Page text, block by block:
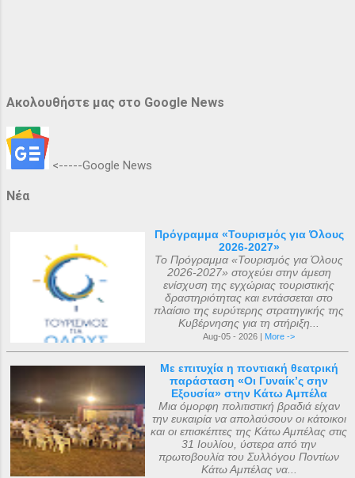
Ακολουθήστε μας στο Google News
<-----Google News
Νέα
Πρόγραμμα «Τουρισμός για Όλους
2026-2027»
Το Πρόγραμμα «Τουρισμός για Όλους
2026-2027» στοχεύει στην άμεση
ενίσχυση της εγχώριας τουριστικής
δραστηριότητας και εντάσσεται στο
πλαίσιο της ευρύτερης στρατηγικής της
Κυβέρνησης για τη στήριξη...
Aug-05 - 2026 | More ->
Με επιτυχία η ποντιακή θεατρική
παράσταση «Οι Γυναίκ’ς σην
Εξουσία» στην Κάτω Αμπέλα
Μια όμορφη πολιτιστική βραδιά είχαν
την ευκαιρία να απολαύσουν οι κάτοικοι
και οι επισκέπτες της Κάτω Αμπέλας στις
31 Ιουλίου, ύστερα από την
πρωτοβουλία του Συλλόγου Ποντίων
Κάτω Αμπέλας να...